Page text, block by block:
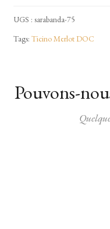
UGS : sarabanda-75
Tags: Ticino Merlot DOC
Pouvons-